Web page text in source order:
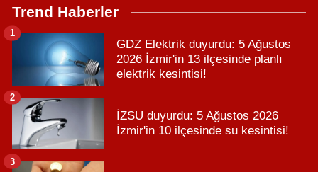
Trend Haberler
GDZ Elektrik duyurdu: 5 Ağustos
2026 İzmir'in 13 ilçesinde planlı
elektrik kesintisi!
1
İZSU duyurdu: 5 Ağustos 2026
İzmir'in 10 ilçesinde su kesintisi!
2
3